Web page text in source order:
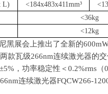
L)
<184x483x411mm³
<36kg
<12kg
黑展会上推出了全新的
款瓦级266nm连续激光器的交
5% ，功率稳定性＜0.2%rms
连续激光器FQCW266-